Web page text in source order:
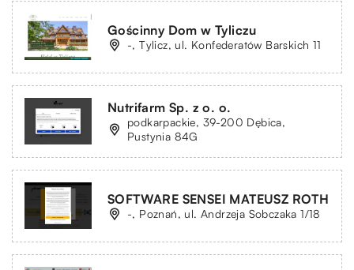
Gościnny Dom w Tyliczu
-, Tylicz, ul. Konfederatów Barskich 11
Nutrifarm Sp. z o. o.
podkarpackie, 39-200 Dębica,
Pustynia 84G
SOFTWARE SENSEI MATEUSZ ROTH
-, Poznań, ul. Andrzeja Sobczaka 1/18